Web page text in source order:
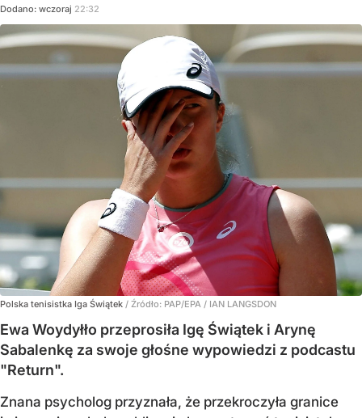
Dodano: wczoraj 22:32
Polska tenisistka Iga Świątek / Źródło: PAP/EPA / IAN LANGSDON
Ewa Woydyłło przeprosiła Igę Świątek i Arynę
Sabalenkę za swoje głośne wypowiedzi z podcastu
"Return".
Znana psycholog przyznała, że przekroczyła granice